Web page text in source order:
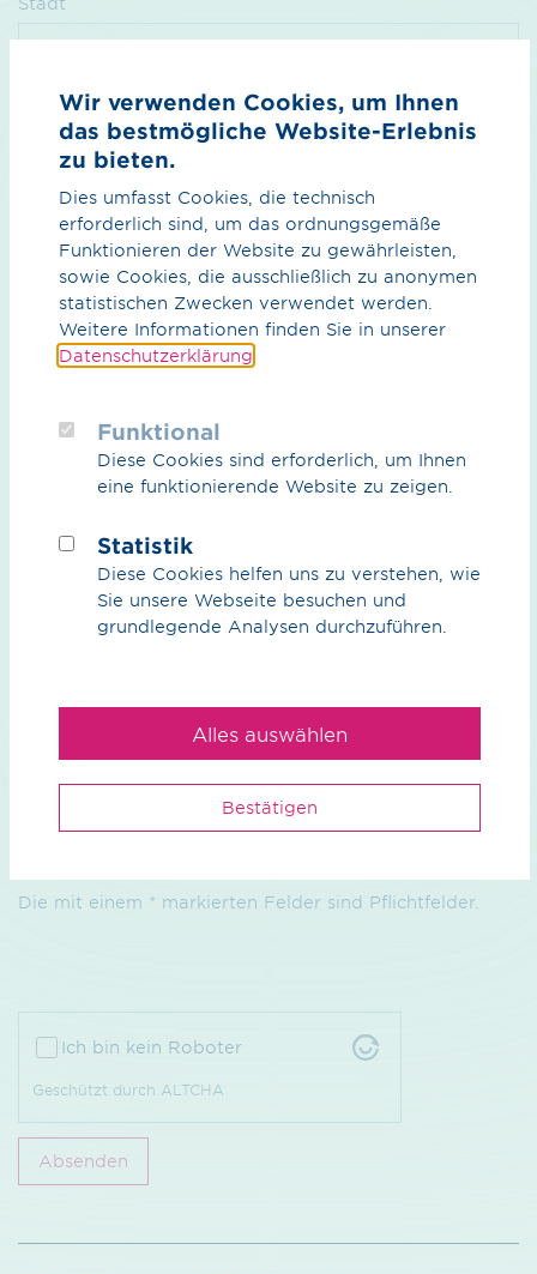
Land
Nachricht*
Mit Setzen des Häkchens im nebenstehenden
Kontrollkästchen erklären Sie sich einverstanden,
zur Bearbeitung und Beantwortung Ihrer Anfrage
Widerrufs werden Ihre Daten umgehend gelöscht.
Weitere Informationen entnehmen Sie der
Die mit einem * markierten Felder sind Pflichtfelder.
Ich bin kein Roboter
Geschützt durch ALTCHA
Absenden
Wir verwenden Cookies, um Ihnen
das bestmögliche Website-Erlebnis
zu bieten.
Dies umfasst Cookies, die technisch
erforderlich sind, um das ordnungsgemäße
Funktionieren der Website zu gewährleisten,
sowie Cookies, die ausschließlich zu anonymen
statistischen Zwecken verwendet werden.
Weitere Informationen finden Sie in unserer
Datenschutzerklärung
Funktional
Diese Cookies sind erforderlich, um Ihnen
eine funktionierende Website zu zeigen.
Statistik
Diese Cookies helfen uns zu verstehen, wie
Sie unsere Webseite besuchen und
grundlegende Analysen durchzuführen.
Bestätigen
Alles auswählen